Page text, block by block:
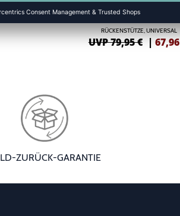
RÜCKENSTÜTZE, UNIVERSAL
UVP 79,95 € |67,96
ZURÜCK-GARANTIE